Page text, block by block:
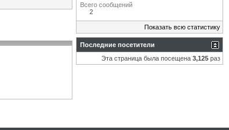
Всего сообщений
2
Показать всю статистику
Последние посетители
Эта страница была посещена 3,125 раз